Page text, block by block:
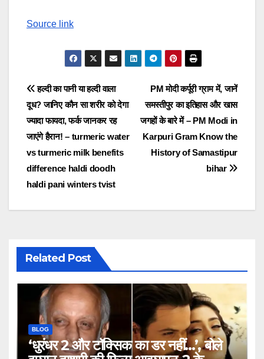
Source link
Post
navigation
PM मोदी कर्पूरी ग्राम में, जानें
समस्तीपुर का इतिहास और खास
जगहों के बारे में – PM Modi in
Karpuri Gram Know the
History of Samastipur
bihar
हल्दी का पानी या हल्दी वाला
दूध? जानिए कौन सा शरीर को देगा
ज्यादा फायदा, फर्क जानकर रह
जाएंगे हैरान! – turmeric water
vs turmeric milk benefits
difference haldi doodh
haldi pani winters tvist
Related Post
BLOG
‘धुरंधर 2 और टॉक्सिक का डर नहीं…’, बोले